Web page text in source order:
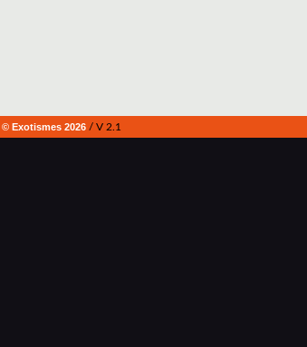
© Exotismes 2026/ V 2.1